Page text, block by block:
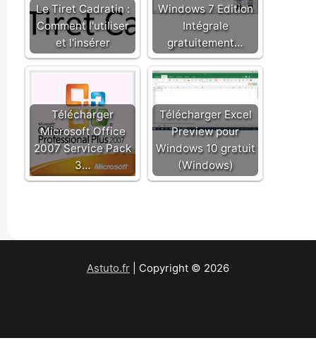
Le Tiret Cadratin :
Comment l'utiliser
et l'insérer
Windows 7 Edition
Intégrale
gratuitement…
Télécharger
Microsoft Office
2007 Service Pack
3…
Télécharger Excel
Preview pour
Windows 10 gratuit
(Windows)
Astuto.fr | Copyright © 2026